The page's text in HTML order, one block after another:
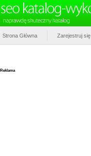
Strona Główna Zarejestruj się
Reklama